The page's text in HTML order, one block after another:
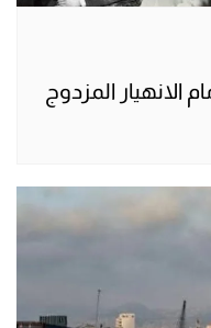
الانهيار المزدوج